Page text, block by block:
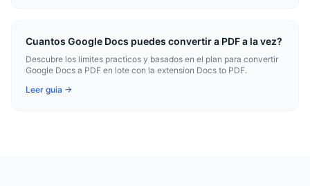
Cuantos Google Docs puedes convertir a PDF a la vez?
Descubre los limites practicos y basados en el plan para convertir
Google Docs a PDF en lote con la extension Docs to PDF.
Leer guia →